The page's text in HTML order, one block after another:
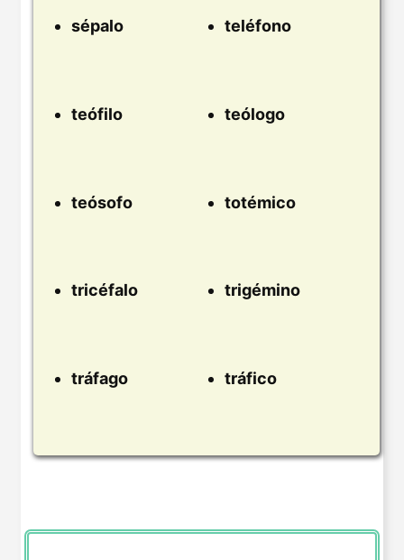
sépalo teléfono
teófilo teólogo
teósofo totémico
tricéfalo trigémino
tráfago tráfico